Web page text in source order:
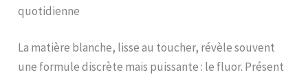
quotidienne
La matière blanche, lisse au toucher, révèle souvent
une formule discrète mais puissante : le fluor. Présent